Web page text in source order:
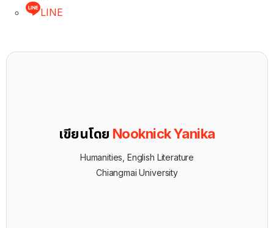
LINE
เขียนโดย Nooknick Yanika
Humanities, English Literature
Chiangmai University